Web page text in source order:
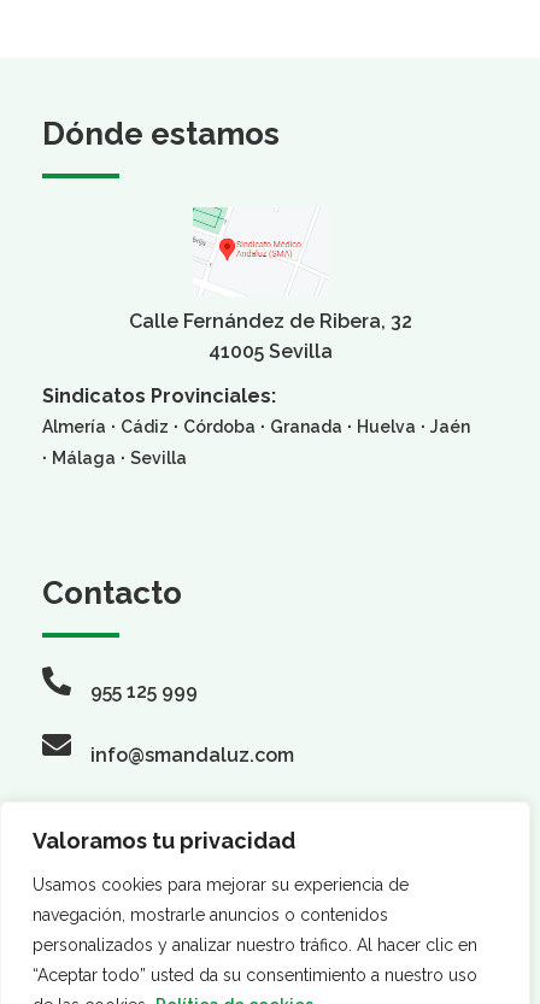
Valoramos tu privacidad
Usamos cookies para mejorar su experiencia de
navegación, mostrarle anuncios o contenidos
personalizados y analizar nuestro tráfico. Al hacer clic en
“Aceptar todo” usted da su consentimiento a nuestro uso
Dónde estamos
Calle Fernández de Ribera, 32
41005 Sevilla
Sindicatos Provinciales:
Almería · Cádiz · Córdoba · Granada · Huelva · Jaén
· Málaga · Sevilla
Contacto
955 125 999
info@smandaluz.com
Síguenos